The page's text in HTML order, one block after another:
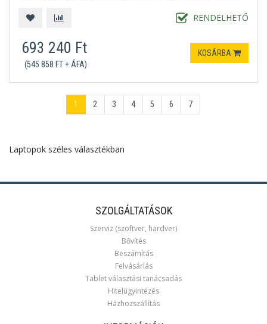
RENDELHETŐ
693 240 Ft
(545 858 FT + ÁFA)
KOSÁRBA
1 2 3 4 5 6 7
Laptopok széles választékban
SZOLGÁLTATÁSOK
Szerviz (szoftver, hardver)
Bővítés
Beszámítás
Felvásárlás
Tablet választási tanácsadás
Hitelügyintézés
Házhozszállítás